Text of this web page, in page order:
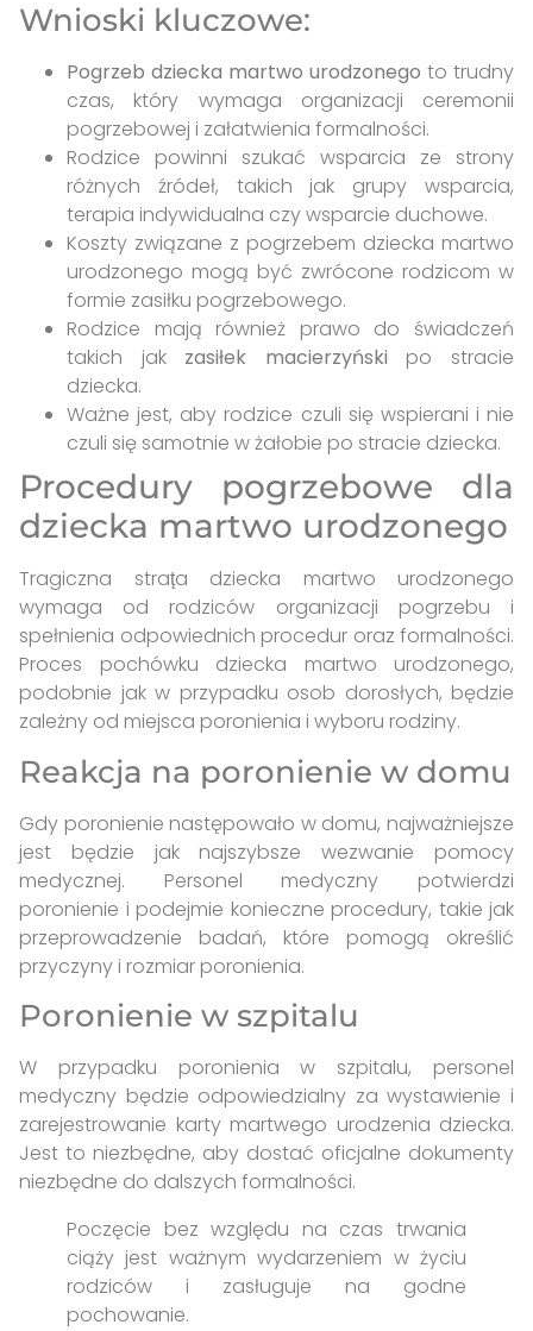
Wnioski kluczowe:
Pogrzeb dziecka martwo urodzonego to trudny
czas, który wymaga organizacji ceremonii
pogrzebowej i załatwienia formalności.
Rodzice powinni szukać wsparcia ze strony
różnych źródeł, takich jak grupy wsparcia,
terapia indywidualna czy wsparcie duchowe.
Koszty związane z pogrzebem dziecka martwo
urodzonego mogą być zwrócone rodzicom w
formie zasiłku pogrzebowego.
Rodzice mają również prawo do świadczeń
takich jak zasiłek macierzyński po stracie
dziecka.
Ważne jest, aby rodzice czuli się wspierani i nie
czuli się samotnie w żałobie po stracie dziecka.
Procedury pogrzebowe dla
dziecka martwo urodzonego
Tragiczna strat̨a dziecka martwo urodzonego
wymaga od rodziców organizacji pogrzebu i
spełnienia odpowiednich procedur oraz formalności.
Proces pochówku dziecka martwo urodzonego,
podobnie jak w przypadku osob dorosłych, będzie
zależny od miejsca poronienia i wyboru rodziny.
Reakcja na poronienie w domu
Gdy poronienie następowało w domu, najważniejsze
jest będzie jak najszybsze wezwanie pomocy
medycznej. Personel medyczny potwierdzi
poronienie i podejmie konieczne procedury, takie jak
przeprowadzenie badań, które pomogą określić
przyczyny i rozmiar poronienia.
Poronienie w szpitalu
W przypadku poronienia w szpitalu, personel
medyczny będzie odpowiedzialny za wystawienie i
zarejestrowanie karty martwego urodzenia dziecka.
Jest to niezbędne, aby dostać oficjalne dokumenty
niezbędne do dalszych formalności.
Poczęcie bez względu na czas trwania
ciąży jest ważnym wydarzeniem w życiu
rodziców i zasługuje na godne
pochowanie.